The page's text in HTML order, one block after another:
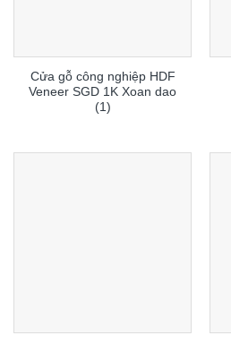
Cửa gỗ công nghiệp HDF
Veneer SGD 1K Xoan dao
(1)